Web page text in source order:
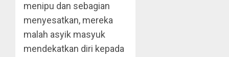
menipu dan sebagian
menyesatkan, mereka
malah asyik masyuk
mendekatkan diri kepada